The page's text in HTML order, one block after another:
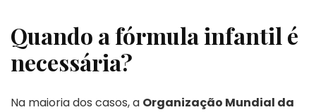
Quando a fórmula infantil é
necessária?
Na maioria dos casos, a Organização Mundial da